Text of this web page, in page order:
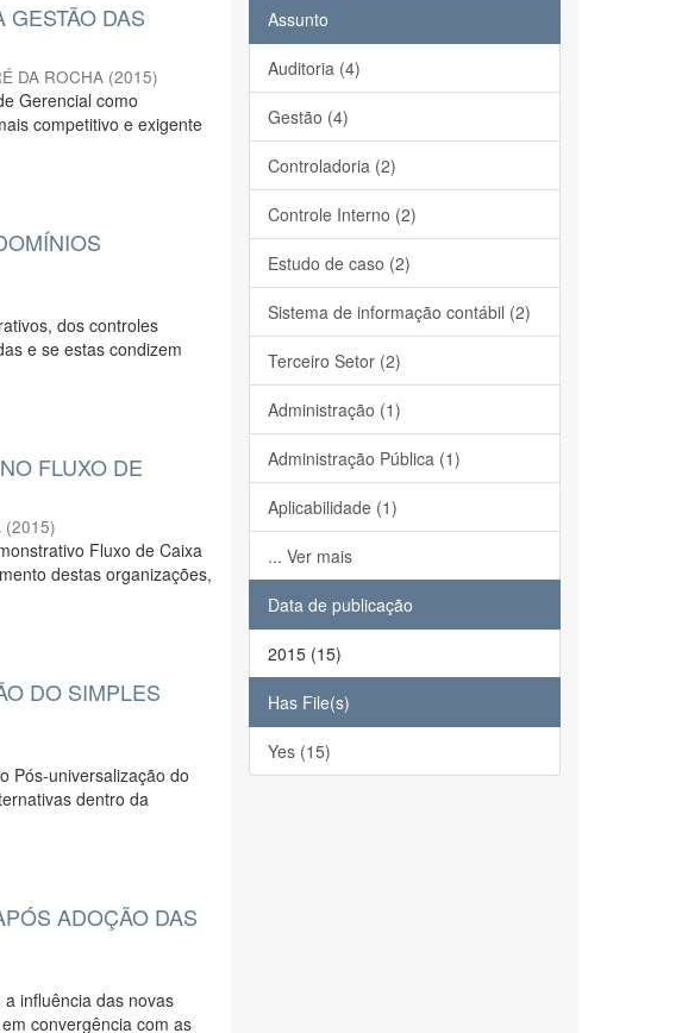
DAS
DA ROCHA (2015)
Gerencial como
competitivo e exigente
dos controles
e se estas condizem
FLUXO DE
(2015)
Fluxo de Caixa
destas organizações,
DO SIMPLES
Pós-universalização do
dentro da
ADOÇÃO DAS
influência das novas
convergência com as
Assunto
Auditoria (4)
Gestão (4)
Controladoria (2)
Controle Interno (2)
Estudo de caso (2)
Sistema de informação contábil (2)
Terceiro Setor (2)
Administração (1)
Administração Pública (1)
Aplicabilidade (1)
... Ver mais
Data de publicação
2015 (15)
Has File(s)
Yes (15)